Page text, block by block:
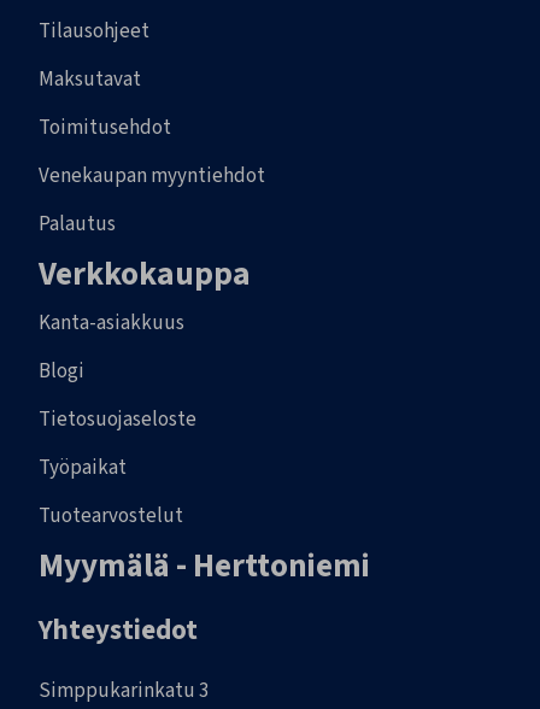
Tilausohjeet
Maksutavat
Toimitusehdot
Venekaupan myyntiehdot
Palautus
Verkkokauppa
Kanta-asiakkuus
Blogi
Tietosuojaseloste
Työpaikat
Tuotearvostelut
Myymälä - Herttoniemi
Yhteystiedot
Simppukarinkatu 3